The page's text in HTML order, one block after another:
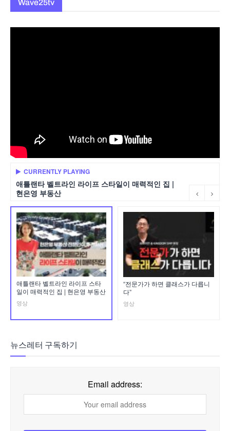
Wave25tv
CURRENTLY PLAYING
애틀랜타 벨트라인 라이프 스타일이 매력적인 집 |
현은영 부동산
애틀랜타 벨트라인 라이프 스타
일이 매력적인 집 | 현은영 부동산
영상
“전문가가 하면 클래스가 다릅니
다”
영상
뉴스레터 구독하기
Email address: